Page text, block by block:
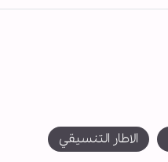
الاطار التنسيقي